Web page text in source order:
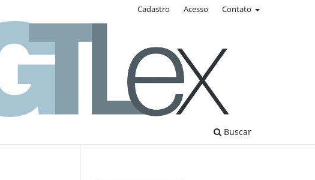
Buscar
Cadastro Acesso Contato